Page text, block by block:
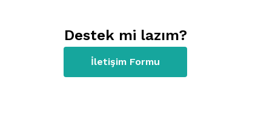
Destek mi lazım?
İletişim Formu